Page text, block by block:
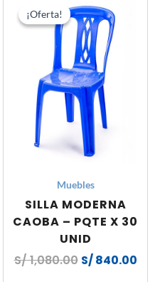
¡Oferta!
¡Oferta!
Muebles
SILLA MODERNA
CAOBA – PQTE X 30
UNID
S/1,080.00
precio
original
era:
S/ 1,080.00.
S/840.00